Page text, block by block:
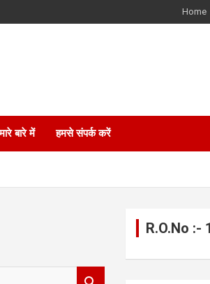
Home
बारे में हमसे संपर्क करें
R.O.No :-